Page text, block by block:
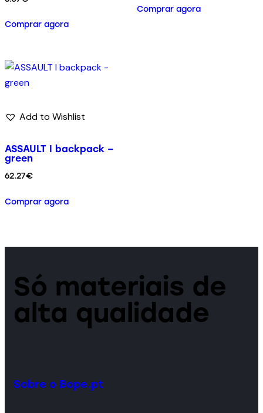
Comprar agora
Comprar agora
Add to Wishlist
ASSAULT I backpack –
green
62.27€
Comprar agora
Só materiais de
alta qualidade
Sobre o Bope.pt